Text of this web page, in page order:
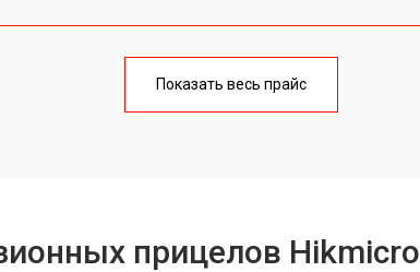
от 70 мин
Показать весь прайс
прицелов Hikmicro